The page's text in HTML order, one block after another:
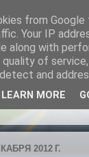
И ТОЛЬКО
2012 Г.
from
Your IP
along with
of
and
LEARN MORE